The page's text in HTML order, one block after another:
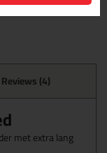
Reviews (4)
met extra lang